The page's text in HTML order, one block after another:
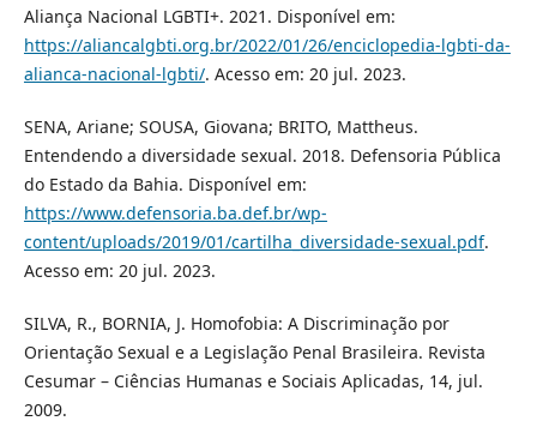
Aliança Nacional LGBTI+. 2021. Disponível em:
https://aliancalgbti.org.br/2022/01/26/enciclopedia-lgbti-da-
alianca-nacional-lgbti/. Acesso em: 20 jul. 2023.
SENA, Ariane; SOUSA, Giovana; BRITO, Mattheus.
Entendendo a diversidade sexual. 2018. Defensoria Pública
do Estado da Bahia. Disponível em:
https://www.defensoria.ba.def.br/wp-
content/uploads/2019/01/cartilha_diversidade-sexual.pdf.
Acesso em: 20 jul. 2023.
SILVA, R., BORNIA, J. Homofobia: A Discriminação por
Orientação Sexual e a Legislação Penal Brasileira. Revista
Cesumar – Ciências Humanas e Sociais Aplicadas, 14, jul.
2009.